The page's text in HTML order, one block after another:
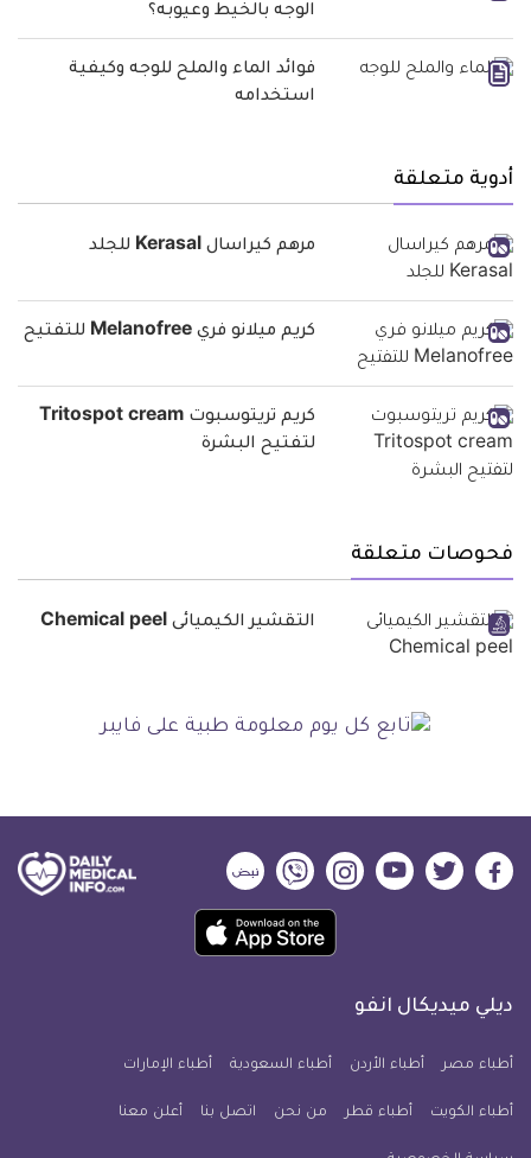
الوجه بالخيط وعيوبه؟
فوائد الماء والملح للوجه وكيفية
استخدامه
أدوية متعلقة
مرهم كيراسال Kerasal للجلد
كريم ميلانو فري Melanofree للتفتيح
كريم تريتوسبوت Tritospot cream
لتفتيح البشرة
فحوصات متعلقة
التقشير الكيميائى Chemical peel
ديلي
فيسبوك
ديلي
تويتر
ديلي
ميديكال
يوتيوب
ديلي
ميديكال
انفو
ديلي
ميديكال
انفو
ديلي
ميديكال
انفو
حمل
تطبيق
معلومة
للآيفون
ديلي ميديكال انفو
أطباء مصر أطباء الأردن أطباء السعودية أطباء الإمارات
أطباء الكويت أطباء قطر من نحن اتصل بنا أعلن معنا